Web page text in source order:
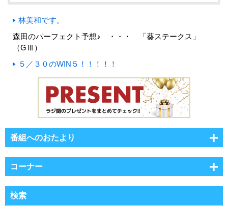
林美和です。
森田のパーフェクト予想♪ ・・・ 「葵ステークス」
（GⅢ）
５／３０のWIN５！！！！！
番組へのおたより
コーナー
検索